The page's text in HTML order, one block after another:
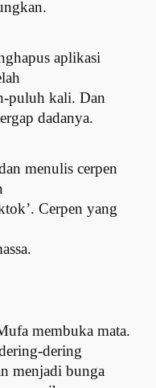
aplikasi
puluh kali. Dan
dadanya.
menulis cerpen
Cerpen yang
membuka mata.
dering
menjadi bunga